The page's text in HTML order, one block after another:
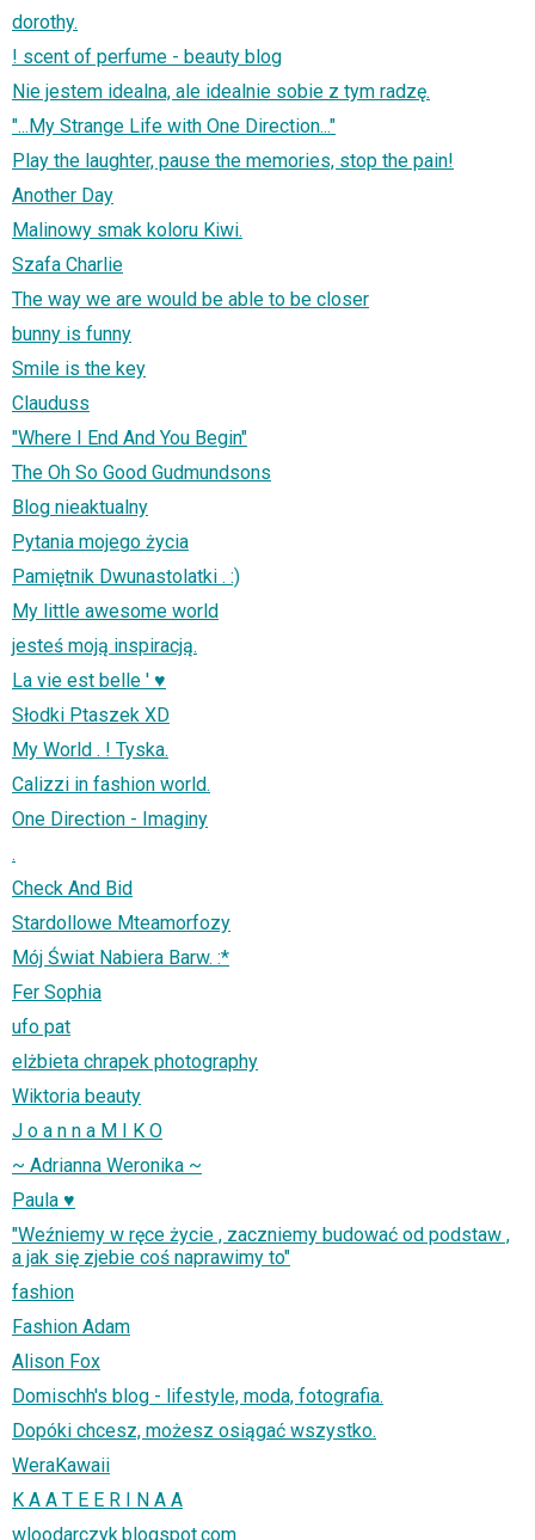
dorothy.
! scent of perfume - beauty blog
Nie jestem idealna, ale idealnie sobie z tym radzę.
"...My Strange Life with One Direction..."
Play the laughter, pause the memories, stop the pain!
Another Day
Malinowy smak koloru Kiwi.
Szafa Charlie
The way we are would be able to be closer
bunny is funny
Smile is the key
Clauduss
"Where I End And You Begin"
The Oh So Good Gudmundsons
Blog nieaktualny
Pytania mojego życia
Pamiętnik Dwunastolatki . :)
My little awesome world
jesteś moją inspiracją.
La vie est belle ' ♥
Słodki Ptaszek XD
My World . ! Tyska.
Calizzi in fashion world.
One Direction - Imaginy
.
Check And Bid
Stardollowe Mteamorfozy
Mój Świat Nabiera Barw. :*
Fer Sophia
ufo pat
elżbieta chrapek photography
Wiktoria beauty
J o a n n a M I K O
~ Adrianna Weronika ~
Paula ♥
"Weźniemy w ręce życie , zaczniemy budować od podstaw ,
a jak się zjebie coś naprawimy to"
fashion
Fashion Adam
Alison Fox
Domischh's blog - lifestyle, moda, fotografia.
Dopóki chcesz, możesz osiągać wszystko.
WeraKawaii
K A A T E E R I N A A
wloodarczyk.blogspot.com